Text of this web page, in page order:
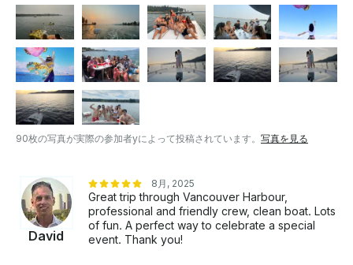
ての安全装備を備えています。満足しているお客様から
100件以上の5つ星レビューが寄せられているため、お客
様の体験が格別なものになることは間違いありません 。
ヨットはバンクーバーのダウンタウンにあるフォール
ス・クリークから出発するので、この地域で最も美しい
海に簡単にアクセスできます。 ルート: - 3時間の旅：ジ
ェリコ・ビーチ、スパニッシュ・バンクス、またはレッ
ク・ビーチを巡り、リラックスして泳いだり、日光浴を
したり、 水遊びを楽しんだりしましょう。- 4時間のハ
ブリッジ、コールハーバーを巡り、街と海の素晴らしい
景色を眺めながらクルーズします。 - 5 ～ 6 時間のボー
エン島旅行：海を渡ってボーエン島へ。観光、ショッピ
ング、水泳を楽しめます。 - 7～8時間のインディアン・
アーム・トリップ：ブリティッシュコロンビア州で最も
90枚の写真が実際の参加者yによって投稿されています。 写真を見る
David
8月, 2025
Great trip through Vancouver Harbour,
professional and friendly crew, clean boat. Lots
of fun. A perfect way to celebrate a special
event. Thank you!